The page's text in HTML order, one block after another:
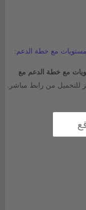
مع خطة الدعم مع